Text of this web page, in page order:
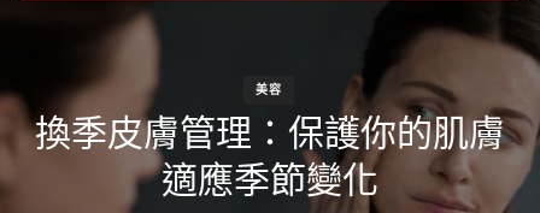
美容
換季皮膚管理：保護你的肌膚
適應季節變化